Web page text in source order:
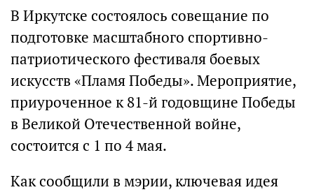
В Иркутске состоялось совещание по
подготовке масштабного спортивно-
патриотического фестиваля боевых
искусств «Пламя Победы». Мероприятие,
приуроченное к 81-й годовщине Победы
в Великой Отечественной войне,
состоится с 1 по 4 мая.
Как сообщили в мэрии, ключевая идея